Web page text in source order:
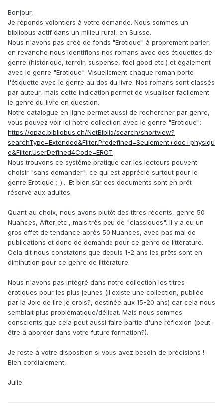
Bonjour,
Je réponds volontiers à votre demande. Nous sommes un
bibliobus actif dans un milieu rural, en Suisse.
Nous n'avons pas créé de fonds "Erotique" à proprement parler,
en revanche nous identifions nos romans avec des étiquettes de
genre (historique, terroir, suspense, feel good etc.) et également
avec le genre "Erotique". Visuellement chaque roman porte
l'étiquette avec le genre au dos du livre. Nos romans sont classés
par auteur, mais cette indication permet de visualiser facilement
le genre du livre en question.
Notre catalogue en ligne permet aussi de rechercher par genre,
vous pouvez voir ici notre collection avec le genre "Erotique":
https://opac.bibliobus.ch/NetBiblio/search/shortview?
searchType=Extended&Filter.Predefined=Seulement+doc+physiqu
e&Filter.UserDefined4Code=EROT
Nous trouvons ce système pratique car les lecteurs peuvent
choisir "sans demander", ce qui est apprécié surtout pour le
genre Erotique ;-)... Et bien sûr ces documents sont en prêt
réservé aux adultes.
Quant au choix, nous avons plutôt des titres récents, genre 50
Nuances, After etc., mais très peu de "classiques". Il y a eu un
gros effet de tendance après 50 Nuances, avec pas mal de
publications et donc de demande pour ce genre de littérature.
Cela dit nous constatons que depuis 1-2 ans les prêts sont en
diminution pour ce genre de littérature.
Nous n'avons pas intégré dans notre collection les titres
érotiques pour les plus jeunes (il existe une collection, publiée
par la Joie de lire je crois?, destinée aux 15-20 ans) car cela nous
semblait plus problématique/délicat. Mais nous sommes
conscients que cela peut aussi faire partie d'une réflexion (peut-
être à aborder dans votre future formation?).
Je reste à votre disposition si vous avez besoin de précisions !
Bien cordialement,
Julie